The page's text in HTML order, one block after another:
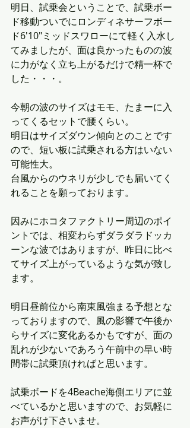
明日、試乗会ということで、試乗ボー
ド移動ついでにロンディネサーフボー
ド6'10"ミッドスワローにて軽く入水し
てみましたが、面は良かったものの波
に力がなく立ち上がるだけで精一杯で
した・・・。
今朝の波のサイズはモモ、たまーに入
ってくるセットで腰くらい。
明日はサイズダウン傾向とのことです
ので、短い板に試乗される方はいない
可能性大。
台風からのウネリが少しでも届いてく
れることを願っております。
因みにホコタファクトリー周辺のポイ
ントでは、相変わらずダラダラドッカ
ーンな波ではありますが、昨日に比べ
てサイズ上がっているような気が致し
ます。
明日昼前位から南東風強まる予想とな
っておりますので、風の影響で午後か
らサイズに変化あるかもですが、面の
乱れが少ないであろう午前中の早い時
間帯に試乗頂ければと思います。
試乗ボードを4Beache海側エリアに並
べているかと思いますので、お気軽に
お声がけ下さいませ。